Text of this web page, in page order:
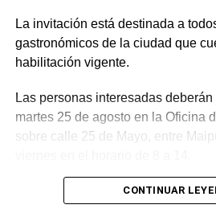
La invitación está destinada a
gastronómicos de la ciudad que
habilitación vigente.
Las personas interesadas
martes 25 de agosto en la Oficina
sobre calle 25 de Mayo, entre
Durante el proceso de inscripción
CONTINUAR